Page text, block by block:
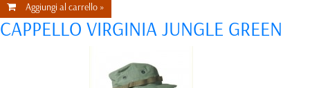
Aggiungi al carrello »
CAPPELLO VIRGINIA JUNGLE GREEN